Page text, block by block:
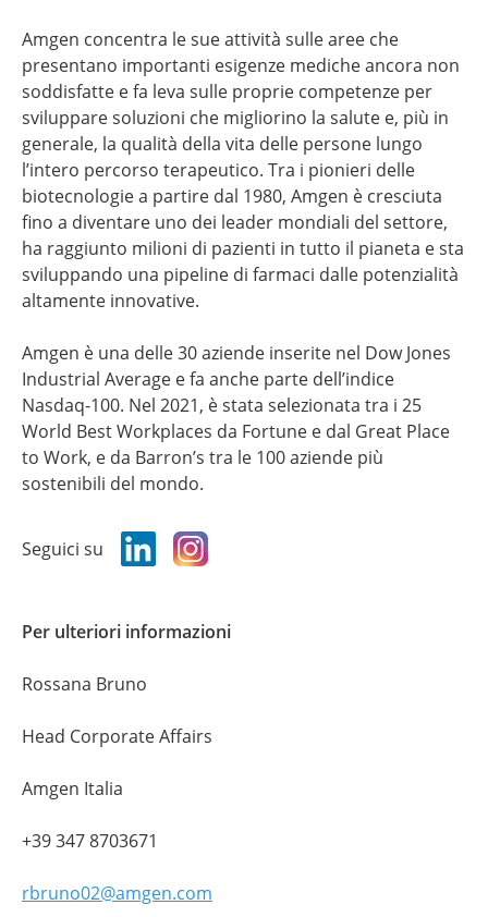
Amgen concentra le sue attività sulle aree che
presentano importanti esigenze mediche ancora non
soddisfatte e fa leva sulle proprie competenze per
sviluppare soluzioni che migliorino la salute e, più in
generale, la qualità della vita delle persone lungo
l’intero percorso terapeutico. Tra i pionieri delle
biotecnologie a partire dal 1980, Amgen è cresciuta
fino a diventare uno dei leader mondiali del settore,
ha raggiunto milioni di pazienti in tutto il pianeta e sta
sviluppando una pipeline di farmaci dalle potenzialità
altamente innovative.
Amgen è una delle 30 aziende inserite nel Dow Jones
Industrial Average e fa anche parte dell’indice
Nasdaq-100. Nel 2021, è stata selezionata tra i 25
World Best Workplaces da Fortune e dal Great Place
to Work, e da Barron’s tra le 100 aziende più
sostenibili del mondo.
Seguici su
Per ulteriori informazioni
Rossana Bruno
Head Corporate Affairs
Amgen Italia
+39 347 8703671
rbruno02@amgen.com